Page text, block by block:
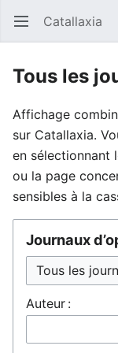
Ouvrir le menu principal Catallaxia
Tous les
Affichage
sur Catallaxia.
en sélectionnant
ou la page
sensibles à la
Journaux
Auteur :